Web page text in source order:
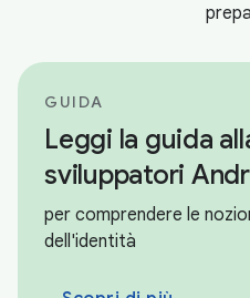
GUIDA
Leggi la guida
sviluppatori
per comprendere le
dell'identità